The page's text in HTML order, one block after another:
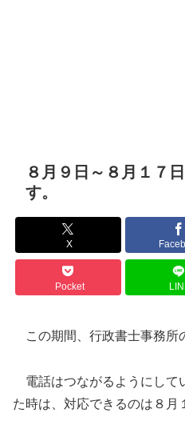
８月９日～８月１７
す。
X
Pocket
この期間、行政書士事務所
電話はつながるようにして
た時は、対応できるのは８月